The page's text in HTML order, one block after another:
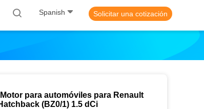
Spanish Solicitar una cotización
Motor para automóviles para Renault
(BZ0/1) 1.5 dCi